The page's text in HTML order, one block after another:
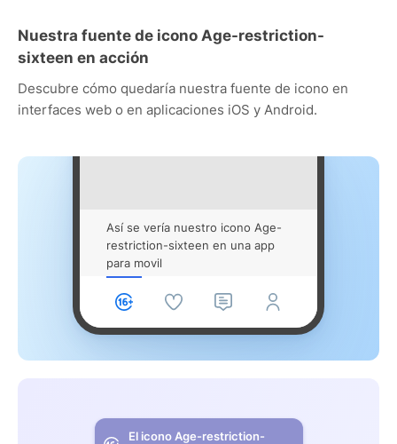
Nuestra fuente de icono Age-restriction-
sixteen en acción
Descubre cómo quedaría nuestra fuente de icono en
interfaces web o en aplicaciones iOS y Android.
Así se vería nuestro icono Age-
restriction-sixteen en una app
para movil
El icono Age-restriction-